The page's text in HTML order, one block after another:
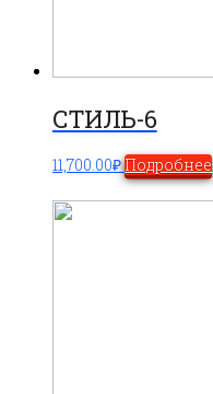
СТИЛЬ-6
11,700.00₽Подробнее